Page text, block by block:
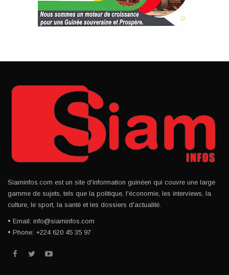
Siaminfos.com est un site d'information guinéen qui couvre une large
gamme de sujets, tels que la politique, l'économie, les interviews, la
culture, le sport, la santé et les dossiers d'actualité.
• Email: info@siaminfos.com
• Phone: +224 620 45 35 97